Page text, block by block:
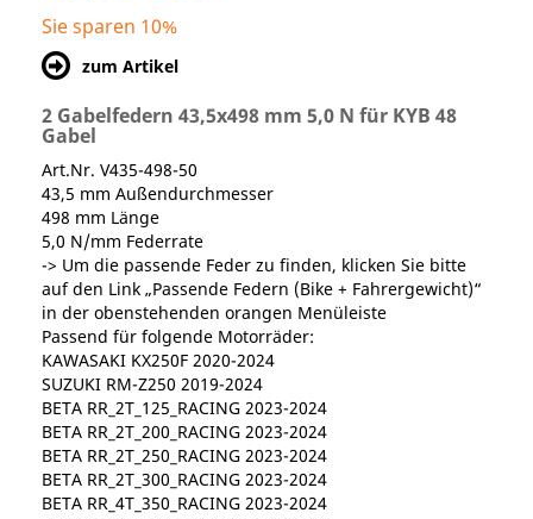
Sie sparen 10%
zum Artikel
2 Gabelfedern 43,5x498 mm 5,0 N für KYB 48
Gabel
Art.Nr. V435-498-50
43,5 mm Außendurchmesser
498 mm Länge
5,0 N/mm Federrate
-> Um die passende Feder zu finden, klicken Sie bitte
auf den Link „Passende Federn (Bike + Fahrergewicht)“
in der obenstehenden orangen Menüleiste
Passend für folgende Motorräder:
KAWASAKI KX250F 2020-2024
SUZUKI RM-Z250 2019-2024
BETA RR_2T_125_RACING 2023-2024
BETA RR_2T_200_RACING 2023-2024
BETA RR_2T_250_RACING 2023-2024
BETA RR_2T_300_RACING 2023-2024
BETA RR_4T_350_RACING 2023-2024